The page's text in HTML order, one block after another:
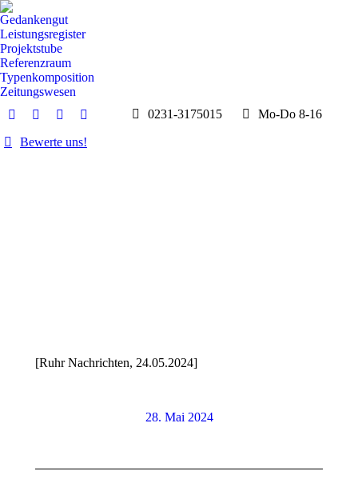
Gedankengut
Leistungsregister
Projektstube
Referenzraum
Typenkomposition
Zeitungswesen
E-
Mail
Whatsapp
page
Instagram
page
Facebook
page
0231-3175015 Mo-Do 8-16
Bewerte uns!
[Ruhr Nachrichten, 24.05.2024]
28. Mai 2024